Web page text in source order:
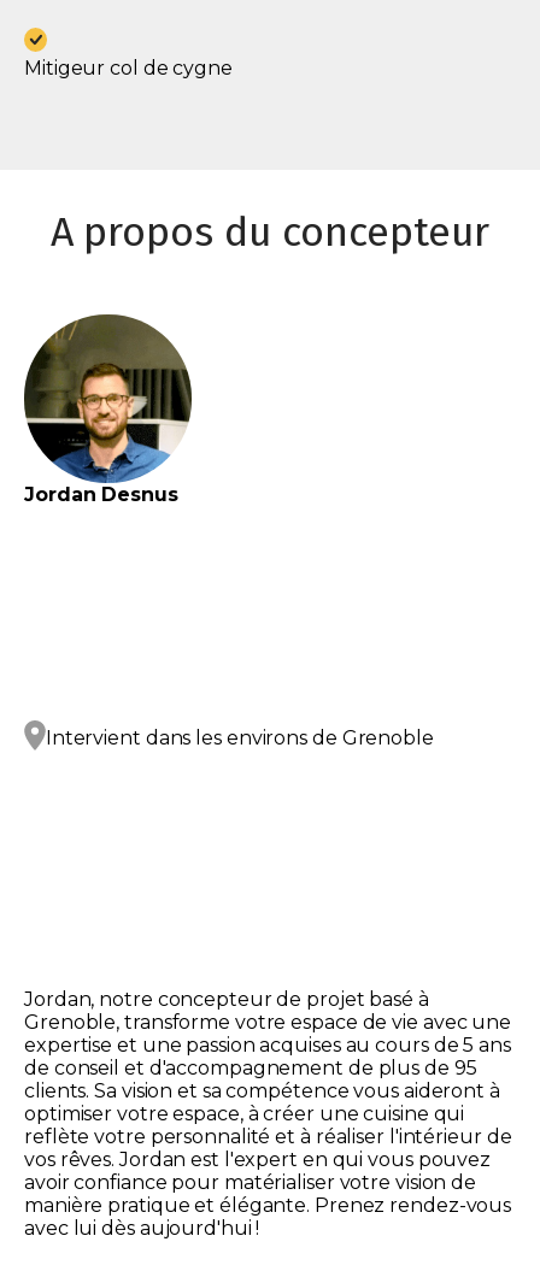
Mitigeur col de cygne
A propos du concepteur
Jordan Desnus
Intervient dans les environs de Grenoble
Jordan, notre concepteur de projet basé à
Grenoble, transforme votre espace de vie avec une
expertise et une passion acquises au cours de 5 ans
de conseil et d'accompagnement de plus de 95
clients. Sa vision et sa compétence vous aideront à
optimiser votre espace, à créer une cuisine qui
reflète votre personnalité et à réaliser l'intérieur de
vos rêves. Jordan est l'expert en qui vous pouvez
avoir confiance pour matérialiser votre vision de
manière pratique et élégante. Prenez rendez-vous
avec lui dès aujourd'hui !